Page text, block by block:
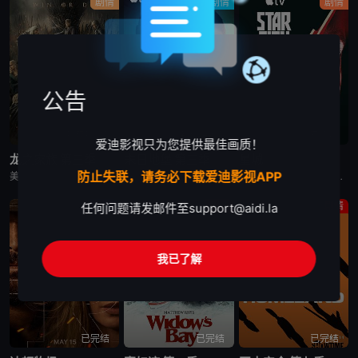
龙之家族 第三季
美剧《龙之家族 第三季》，铁王座面前，绝无怜悯。 美剧《末日地堡 第三季》又名：羊毛战记,羊毛记,Silo Season 3，讲述了：当下，Juliette Nichols在被迫接受“净化”后幸存下来，但记忆却已丧失，而地堡正从叛乱中恢复，并面临着新 美剧《星城》为太空竞赛题材剧《为全人类》的衍生剧，是同一设定下的全新篇章。《星城》将我们带回太空竞赛另类历史重述的关键时刻——苏联成为首个实现载人登月的国家。但这次，我们将从铁幕后方探索这个故事，展现
剧情
已完结
剧情
已完结
剧情
已完结
公告
爱迪影视只为您提供最佳画质！
防止失联，请务必下载爱迪影视APP
任何问题请发邮件至support@aidi.la
我已了解